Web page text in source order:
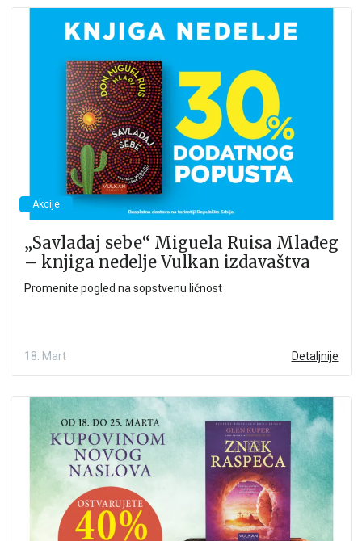
Akcije
„Savladaj sebe“ Miguela Ruisa Mlađeg
– knjiga nedelje Vulkan izdavaštva
Promenite pogled na sopstvenu ličnost
18. Mart Detaljnije